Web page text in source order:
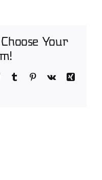
Your
Tumblr Pinterest
Vk
Xing